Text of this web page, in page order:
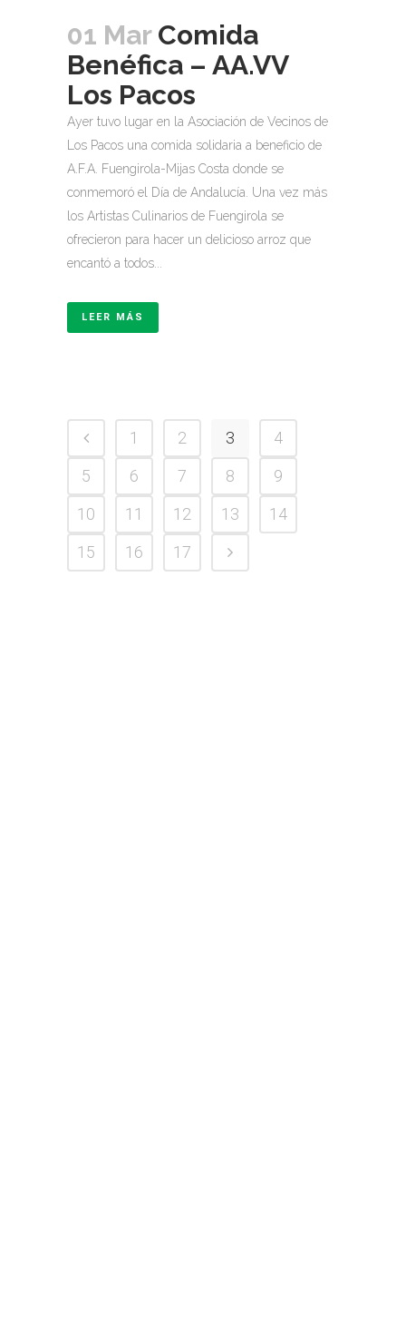
01 Mar Comida
Benéfica – AA.VV
Los Pacos
Ayer tuvo lugar en la Asociación de Vecinos de
Los Pacos una comida solidaria a beneficio de
A.F.A. Fuengirola-Mijas Costa donde se
conmemoró el Día de Andalucía. Una vez más
los Artistas Culinarios de Fuengirola se
ofrecieron para hacer un delicioso arroz que
encantó a todos...
LEER MÁS
1 2 3
4
5
6 7 8
9
10
11 12 13
14
15
16 17